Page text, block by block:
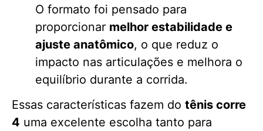
O formato foi pensado para
proporcionar melhor estabilidade e
ajuste anatômico, o que reduz o
impacto nas articulações e melhora o
equilíbrio durante a corrida.
Essas características fazem do tênis corre
4 uma excelente escolha tanto para